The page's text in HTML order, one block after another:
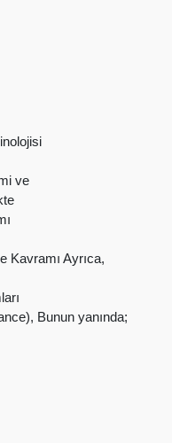
ve
Kavramı Ayrıca,
Bunun yanında;